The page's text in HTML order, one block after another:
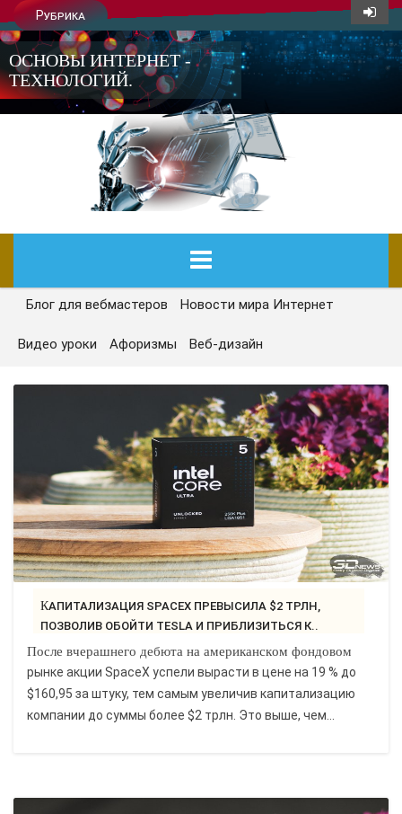
Рубрика
ОСНОВЫ ИНТЕРНЕТ -
ТЕХНОЛОГИЙ.
ГЛАВНАЯ
СЕГОДНЯ
САЙТОСТРОЕНИЕ
РЕМОНТ И СОВЕТЫ
ИНТЕРНЕТ И СВЯЗЬ
УЧЕБНИК CSS
Блог для вебмастеров Новости мира Интернет
Видео уроки Афоризмы Веб-дизайн
КАПИТАЛИЗАЦИЯ SPACEX ПРЕВЫСИЛА $2 ТРЛН,
ПОЗВОЛИВ ОБОЙТИ TESLA И ПРИБЛИЗИТЬСЯ К..
После вчерашнего дебюта на американском фондовом
рынке акции SpaceX успели вырасти в цене на 19 % до
$160,95 за штуку, тем самым увеличив капитализацию
компании до суммы более $2 трлн. Это выше, чем...